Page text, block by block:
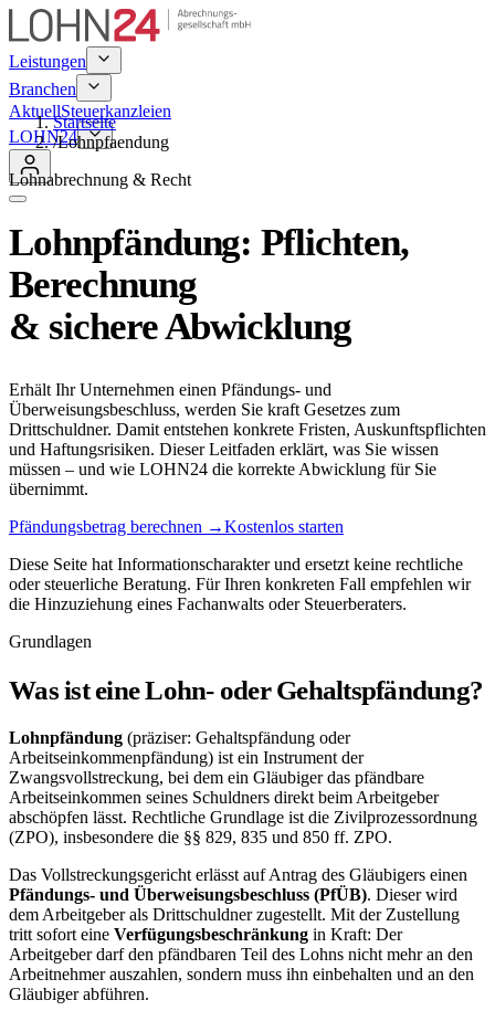
Leistungen
Branchen
AktuellSteuerkanzleien
LOHN24
Startseite
/Lohnpfaendung
Lohnabrechnung & Recht
Lohnpfändung: Pflichten,
Berechnung
& sichere Abwicklung
Erhält Ihr Unternehmen einen Pfändungs- und
Überweisungsbeschluss, werden Sie kraft Gesetzes zum
Drittschuldner. Damit entstehen konkrete Fristen, Auskunftspflichten
und Haftungsrisiken. Dieser Leitfaden erklärt, was Sie wissen
müssen – und wie LOHN24 die korrekte Abwicklung für Sie
übernimmt.
Pfändungsbetrag berechnen →Kostenlos starten
Diese Seite hat Informationscharakter und ersetzt keine rechtliche
oder steuerliche Beratung. Für Ihren konkreten Fall empfehlen wir
die Hinzuziehung eines Fachanwalts oder Steuerberaters.
Grundlagen
Was ist eine Lohn- oder Gehaltspfändung?
Lohnpfändung (präziser: Gehaltspfändung oder
Arbeitseinkommen­pfändung) ist ein Instrument der
Zwangsvollstreckung, bei dem ein Gläubiger das pfändbare
Arbeitseinkommen seines Schuldners direkt beim Arbeitgeber
abschöpfen lässt. Rechtliche Grundlage ist die Zivilprozessordnung
(ZPO), insbesondere die §§ 829, 835 und 850 ff. ZPO.
Das Vollstreckungsgericht erlässt auf Antrag des Gläubigers einen
Pfändungs- und Überweisungsbeschluss (PfÜB). Dieser wird
dem Arbeitgeber als Drittschuldner zugestellt. Mit der Zustellung
tritt sofort eine Verfügungsbeschränkung in Kraft: Der
Arbeitgeber darf den pfändbaren Teil des Lohns nicht mehr an den
Arbeitnehmer auszahlen, sondern muss ihn einbehalten und an den
Gläubiger abführen.